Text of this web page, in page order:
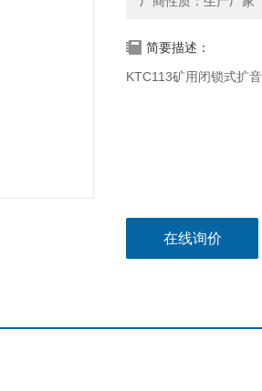
简要描述：
KTC113矿用闭锁式扩音
在线询价